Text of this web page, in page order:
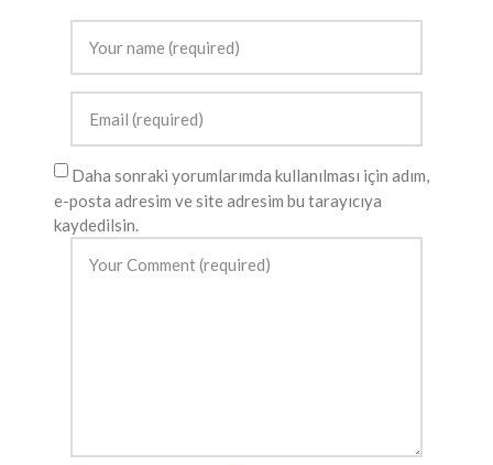
Daha sonraki yorumlarımda kullanılması için adım,
e-posta adresim ve site adresim bu tarayıcıya
kaydedilsin.